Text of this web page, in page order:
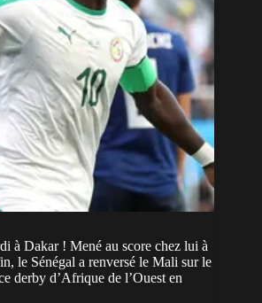
Paris sportifs
à Dakar ! Mené au score chez lui à
le Sénégal a renversé le Mali sur le
derby d’Afrique de l’Ouest en